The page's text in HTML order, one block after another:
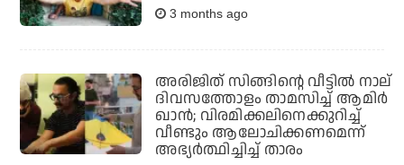
3 months ago
അരിജിത് സിങ്ങിന്റെ വീട്ടില്‍ നാല്
ദിവസത്തോളം താമസിച്ച് ആമിര്‍
ഖാന്‍; വിരമിക്കലിനെക്കുറിച്ച്
വീണ്ടും ആലോചിക്കണമെന്ന്
അഭ്യര്‍ത്ഥിച്ചിച്ച് താരം